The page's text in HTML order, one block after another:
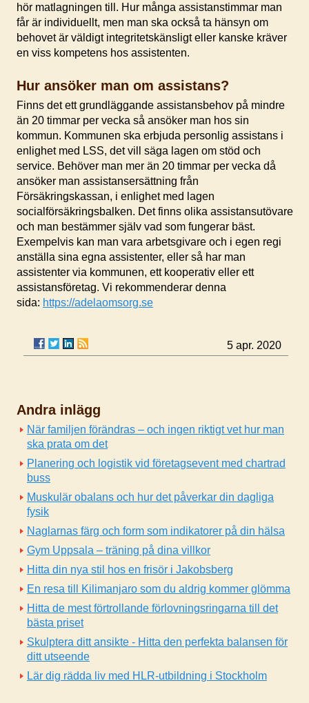
hör matlagningen till. Hur många assistanstimmar man
får är individuellt, men man ska också ta hänsyn om
behovet är väldigt integritetskänsligt eller kanske kräver
en viss kompetens hos assistenten.
Hur ansöker man om assistans?
Finns det ett grundläggande assistansbehov på mindre
än 20 timmar per vecka så ansöker man hos sin
kommun. Kommunen ska erbjuda personlig assistans i
enlighet med LSS, det vill säga lagen om stöd och
service. Behöver man mer än 20 timmar per vecka då
ansöker man assistansersättning från
Försäkringskassan, i enlighet med lagen
socialförsäkringsbalken. Det finns olika assistansutövare
och man bestämmer själv vad som fungerar bäst.
Exempelvis kan man vara arbetsgivare och i egen regi
anställa sina egna assistenter, eller så har man
assistenter via kommunen, ett kooperativ eller ett
assistansföretag. Vi rekommenderar denna
sida: https://adelaomsorg.se
5 apr. 2020
Andra inlägg
När familjen förändras – och ingen riktigt vet hur man
ska prata om det
Planering och logistik vid företagsevent med chartrad
buss
Muskulär obalans och hur det påverkar din dagliga
fysik
Naglarnas färg och form som indikatorer på din hälsa
Gym Uppsala – träning på dina villkor
Hitta din nya stil hos en frisör i Jakobsberg
En resa till Kilimanjaro som du aldrig kommer glömma
Hitta de mest förtrollande förlovningsringarna till det
bästa priset
Skulptera ditt ansikte - Hitta den perfekta balansen för
ditt utseende
Lär dig rädda liv med HLR-utbildning i Stockholm